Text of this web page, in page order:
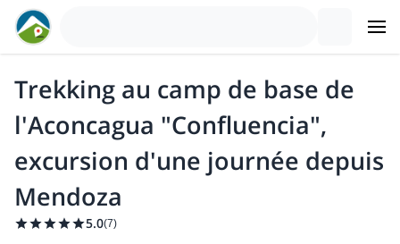
Trekking au camp de base de
l'Aconcagua "Confluencia",
excursion d'une journée depuis
Mendoza
5.0(7)